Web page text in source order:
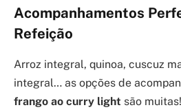
Acompanhamentos
Refeição
Arroz integral, quinoa, cuscuz
integral… as opções de
frango ao curry light são